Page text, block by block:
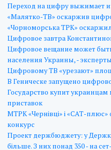
Переход на цифру выжимает
«Малятко-ТВ» оскаржив
«Чорноморська ТРК»
Цифровое завтра
Цифровое вещание может
населения Украины, - эксперты
Цифровому ТВ «урезают»
В Геническе запущено
Государство купит
приставок
МТРК «Чернівці» і «САТ-
конкурс
Проект держбюджету: у
більше. З них понад 350 - на